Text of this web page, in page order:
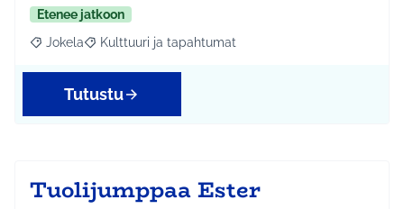
Etenee jatkoon
Rajaa tulokset aihepiirin mukaan: Jokela
Jokela Rajaa tulokset teeman mukaan: Kulttuuri ja
Kulttuuri ja tapahtumat
Tutustu
Tuolijumppaa Ester